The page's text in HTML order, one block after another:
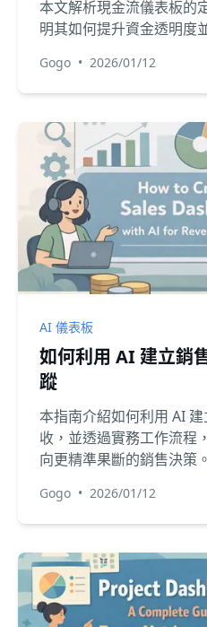
本文解析現金流儀表板的
明其如何提升資金透明度
Gogo • 2026/01/12
AI 儀表板
如何利用 AI 建立銷
蹤
本指南介紹如何利用 AI
收，並透過實務工作流程
向更精準果斷的銷售決策。
Gogo • 2026/01/12